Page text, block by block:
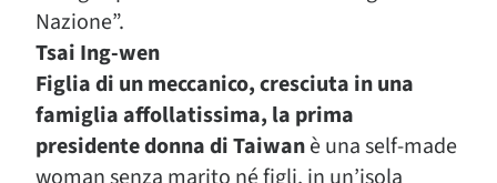
Nazione”.
Tsai Ing-wen
Figlia di un meccanico, cresciuta in una
famiglia affollatissima, la prima
presidente donna di Taiwanè una self-made